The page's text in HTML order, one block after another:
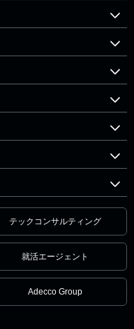
テックコンサルティング
就活エージェント
Adecco Group